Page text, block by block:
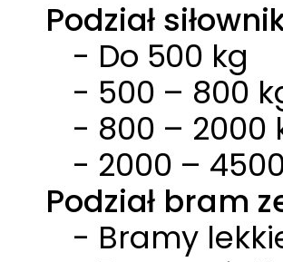
Podział
- Do 500 kg
- 500 – 800
- 800 – 2000
- 2000 –
Podział bram
- Bramy